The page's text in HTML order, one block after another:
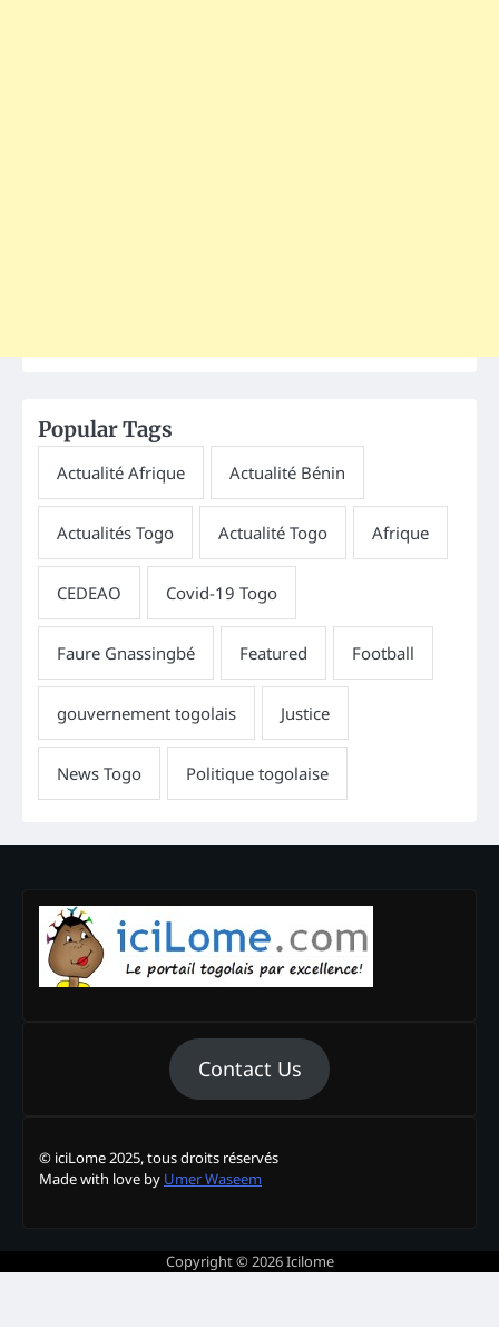
Popular Tags
Contact Us
© iciLome 2025, tous droits réservés
Made with love by Umer Waseem
Copyright © 2026Icilome